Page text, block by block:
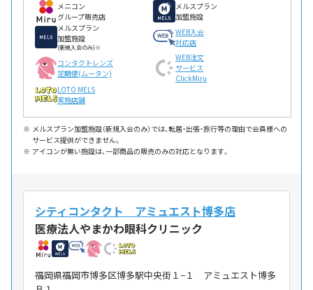
メニコン
グループ販売店
メルスプラン
加盟施設
メルスプラン
加盟施設
(新規入会のみ)※
WEB入会
対応店
コンタクトレンズ
定期便(ムータン)
WEB注文
サービス
ClickMiru
LOTO MELS
実施店舗
メルスプラン加盟施設（新規入会のみ）では、転居・出張・旅行等の理由で会員様への
サービス提供ができません。
アイコンが無い施設は、一部商品の販売のみの対応となります。
シティコンタクト アミュエスト博多店
医療法人やまかわ眼科クリニック
福岡県福岡市博多区博多駅中央街１−１ アミュエスト博多